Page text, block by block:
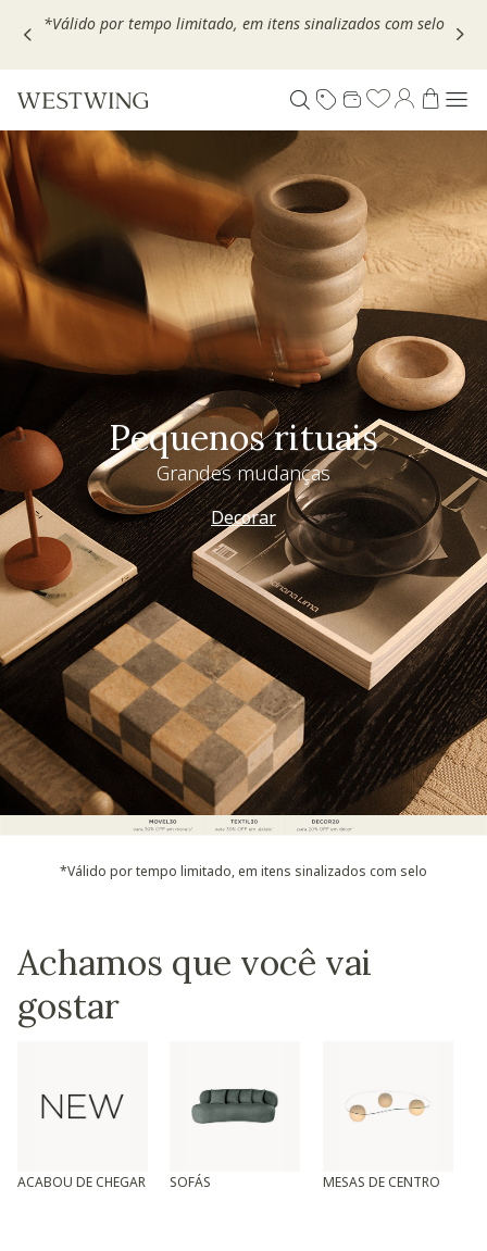
Escolha seu VOUCHER e ganhe até 30% OFF*: useMOVEL30,
Pequenos rituais
Grandes mudanças
Decorar
*Válido por tempo limitado, em itens sinalizados com selo
Achamos que você vai
gostar
ACABOU DE CHEGAR SOFÁS MESAS DE CENTRO